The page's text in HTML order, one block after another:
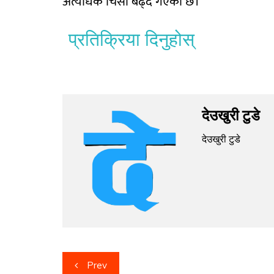
प्रतिक्रिया दिनुहोस्
देउखुरी टुडे
देउखुरी टुडे
Prev